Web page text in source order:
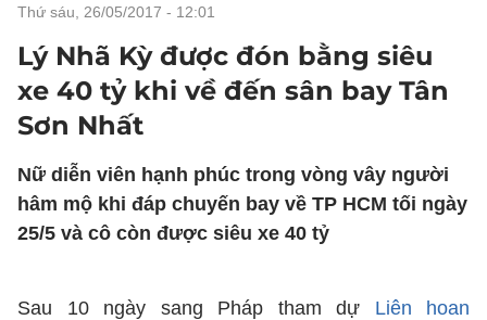
thứ sáu, 26/05/2017 - 12:01
Lý Nhã Kỳ được đón bằng siêu
xe 40 tỷ khi về đến sân bay Tân
Sơn Nhất
Nữ diễn viên hạnh phúc trong vòng vây người
hâm mộ khi đáp chuyến bay về TP HCM tối ngày
25/5 và cô còn được siêu xe 40 tỷ
Sau 10 ngày sang Pháp tham dự Liên hoan